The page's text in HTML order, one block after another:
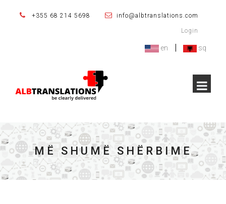
+355 68 214 5698 info@albtranslations.com
Login
en | sq
MË SHUMË SHËRBIME